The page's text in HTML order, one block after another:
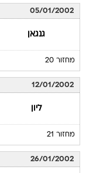
05/01/2002
גנגאן
מחזור 20
12/01/2002
ליון
מחזור 21
26/01/2002